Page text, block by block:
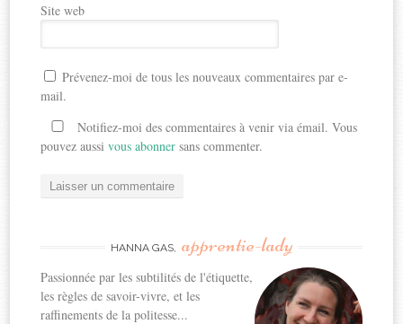
Site web
Prévenez-moi de tous les nouveaux commentaires par e-
mail.
Notifiez-moi des commentaires à venir via émail. Vous
pouvez aussivous abonner sans commenter.
HANNA GAS, apprentie-lady
Passionnée par les subtilités de l'étiquette,
les règles de savoir-vivre, et les
raffinements de la politesse...